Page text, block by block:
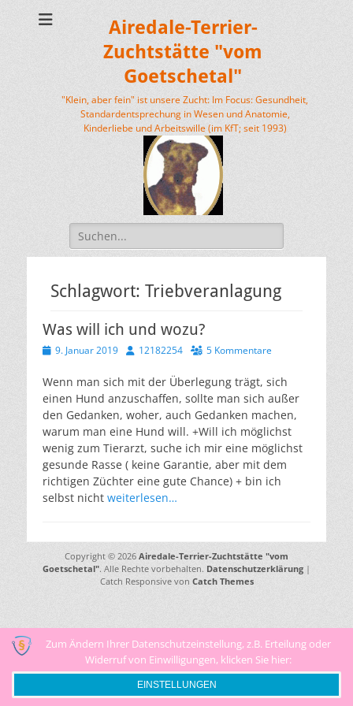
Airedale-Terrier-
Zuchtstätte "vom
Goetschetal"
"Klein, aber fein" ist unsere Zucht: Im Focus: Gesundheit,
Standardentsprechung in Wesen und Anatomie,
Kinderliebe und Arbeitswille (im KfT; seit 1993)
Suchen
nach:
Schlagwort: Triebveranlagung
Was will ich und wozu?
Veröffentlicht
9. Januar 2019 Autor12182254 5 Kommentare
Wenn man sich mit der Überlegung trägt, sich
einen Hund anzuschaffen, sollte man sich außer
den Gedanken, woher, auch Gedanken machen,
warum man eine Hund will. +Will ich möglichst
wenig zum Tierarzt, suche ich mir eine möglichst
gesunde Rasse ( keine Garantie, aber mit dem
richtigen Züchter eine gute Chance) + bin ich
selbst nicht weiterlesen…
Copyright © 2026 Airedale-Terrier-Zuchtstätte "vom
Goetschetal". Alle Rechte vorbehalten. Datenschutzerklärung |
Catch Responsive von Catch Themes
Zum Ändern Ihrer Datenschutzeinstellung, z.B. Erteilung oder
Widerruf von Einwilligungen, klicken Sie hier:
EINSTELLUNGEN